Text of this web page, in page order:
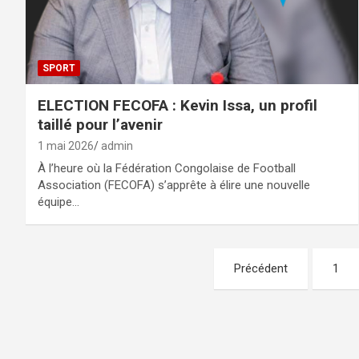
SPORT
ELECTION FECOFA : Kevin Issa, un profil
taillé pour l’avenir
1 mai 2026 admin
À l’heure où la Fédération Congolaise de Football
Association (FECOFA) s’apprête à élire une nouvelle
équipe…
Précédent 1